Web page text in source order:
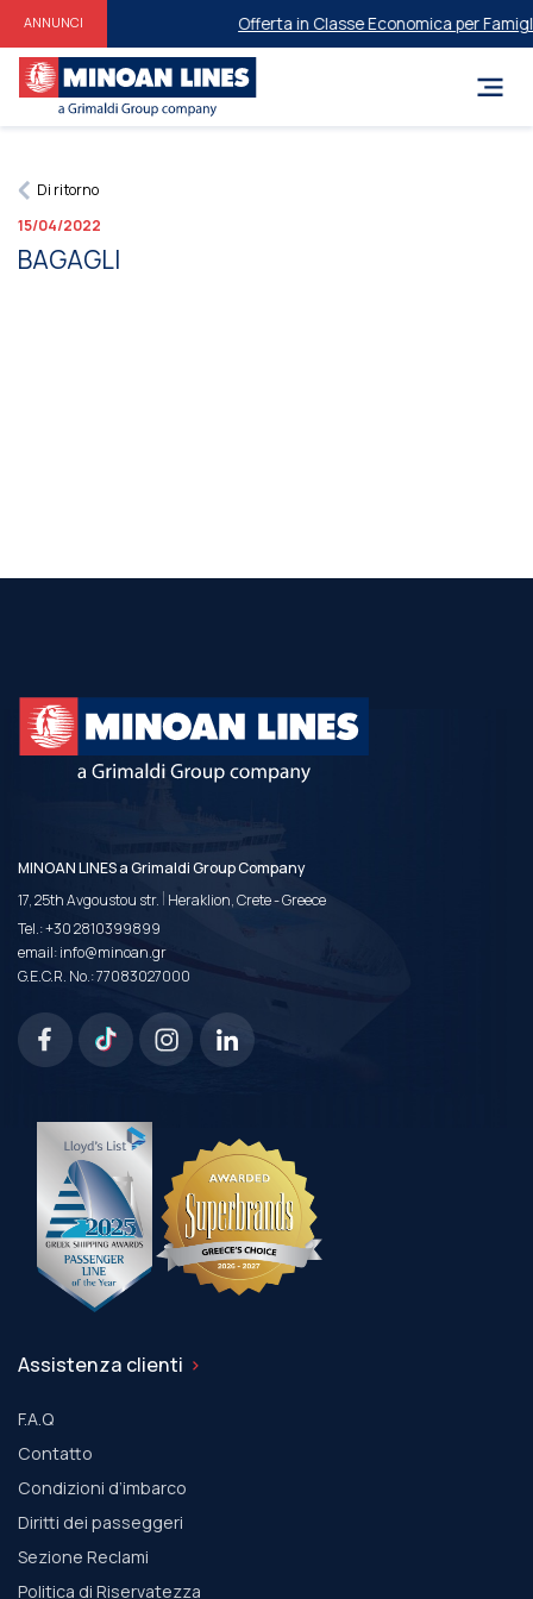
ANNUNCI Offerta in Classe Economica per
Di ritorno
15/04/2022
BAGAGLI
MINOAN LINES a Grimaldi Group Company
17, 25th Avgoustou str. | Heraklion, Crete - Greece
Tel.:+30 2810399899
email:info@minoan.gr
G.E.C.R. No.: 77083027000
Assistenza clienti
F.A.Q
Contatto
Condizioni d’imbarco
Diritti dei passeggeri
Sezione Reclami
Politica di Riservatezza